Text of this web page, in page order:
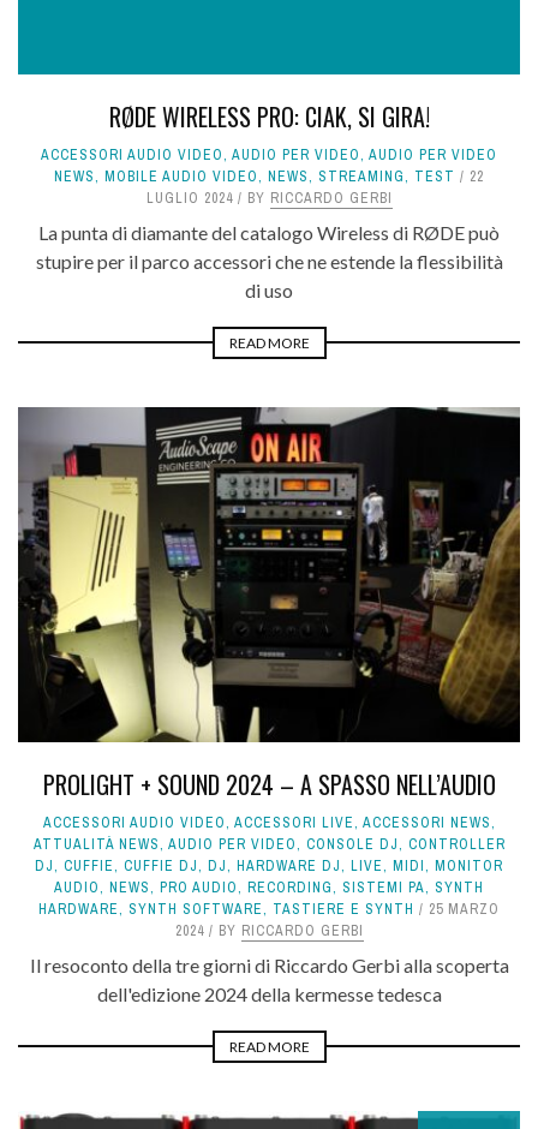
RØDE WIRELESS PRO: CIAK, SI GIRA!
ACCESSORI AUDIO VIDEO, AUDIO PER VIDEO, AUDIO PER VIDEO
NEWS, MOBILE AUDIO VIDEO, NEWS, STREAMING, TEST
22
LUGLIO 2024
BY RICCARDO GERBI
La punta di diamante del catalogo Wireless di RØDE può
stupire per il parco accessori che ne estende la flessibilità
di uso
READ MORE
PROLIGHT + SOUND 2024 – A SPASSO NELL’AUDIO
ACCESSORI AUDIO VIDEO, ACCESSORI LIVE, ACCESSORI NEWS,
ATTUALITÀ NEWS, AUDIO PER VIDEO, CONSOLE DJ, CONTROLLER
DJ, CUFFIE, CUFFIE DJ, DJ, HARDWARE DJ, LIVE, MIDI, MONITOR
AUDIO, NEWS, PRO AUDIO, RECORDING, SISTEMI PA, SYNTH
HARDWARE, SYNTH SOFTWARE, TASTIERE E SYNTH
25 MARZO
2024
BY RICCARDO GERBI
Il resoconto della tre giorni di Riccardo Gerbi alla scoperta
dell'edizione 2024 della kermesse tedesca
READ MORE